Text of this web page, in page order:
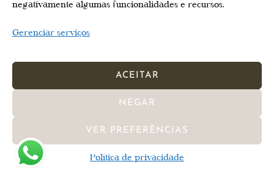
negativamente algumas funcionalidades e recursos.
Gerenciar serviços
ACEITAR
NEGAR
VER PREFERÊNCIAS
Política de privacidade
Microsoft Office
TAGS
STARTUPS